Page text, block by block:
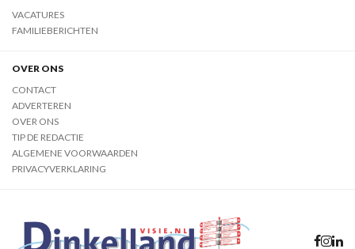
VACATURES
FAMILIEBERICHTEN
OVER ONS
CONTACT
ADVERTEREN
OVER ONS
TIP DE REDACTIE
ALGEMENE VOORWAARDEN
PRIVACYVERKLARING